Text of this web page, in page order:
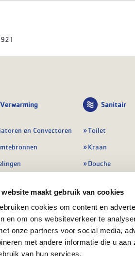
website maakt gebruik van cookies
cookies om content en
en om ons websiteverkeer te
onze partners voor social media,
met andere informatie die u
van hun services.
Verwarming
en Convectoren
Sanitair
Toilet
Kraan
Douche
Badmeubel
Afvoeren
Alle sanitair